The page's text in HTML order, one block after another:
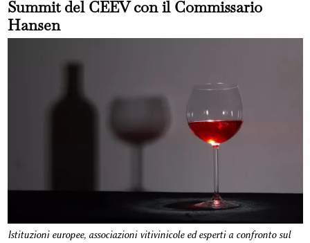
Summit del CEEV con il Commissario
Hansen
Istituzioni europee, associazioni vitivinicole ed esperti a confronto sul